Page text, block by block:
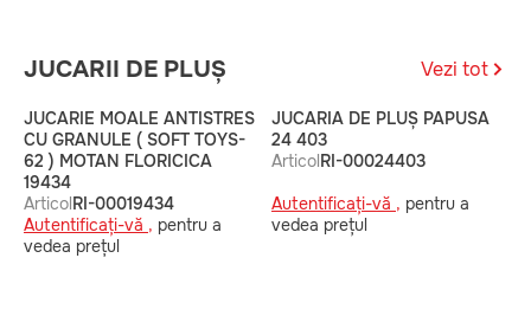
JUCARII DE PLUȘ Vezi tot
JUCARIE MOALE ANTISTRES
CU GRANULE ( SOFT TOYS-
62 ) MOTAN FLORICICA
19434
ArticolRI-00019434
Autentificați-vă , pentru a
vedea prețul
JUCARIA DE PLUȘ PAPUSA
24 403
ArticolRI-00024403
Autentificați-vă , pentru a
vedea prețul